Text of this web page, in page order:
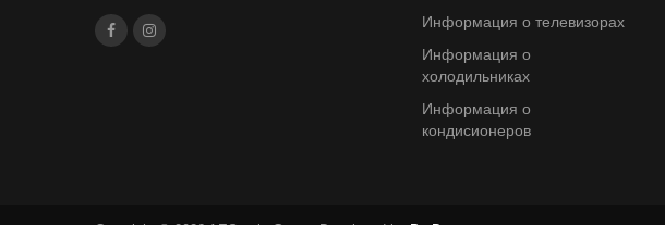
Информация о телевизорax
Информация о
холодильниках
Информация о
кондисионеров